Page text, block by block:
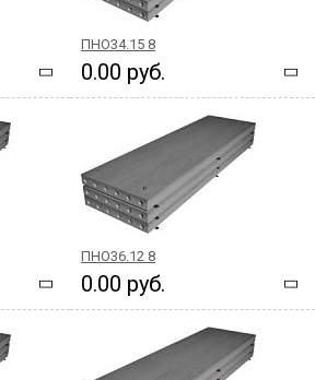
ПНО34.15 8
0.00 руб.
ПНО36.12 8
0.00 руб.